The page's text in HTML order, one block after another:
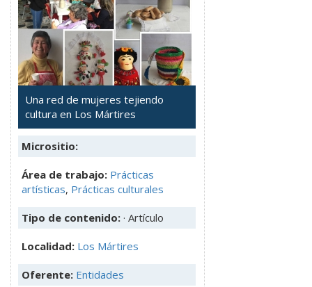
Una red de mujeres tejiendo
cultura en Los Mártires
Micrositio:
Área de trabajo: Prácticas
artísticas, Prácticas culturales
Tipo de contenido: · Artículo
Localidad: Los Mártires
Oferente: Entidades